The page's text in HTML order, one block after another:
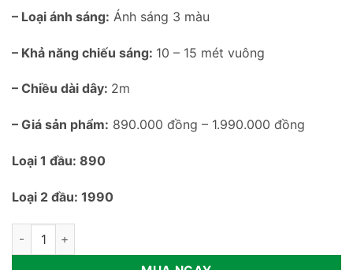
– Loại ánh sáng: Ánh sáng 3 màu
– Khả năng chiếu sáng: 10 – 15 mét vuông
– Chiều dài dây: 2m
– Giá sản phẩm: 890.000 đồng – 1.990.000 đồng
Loại 1 đầu: 890
Loại 2 đầu: 1990
Đèn thả đầu giường hiện đại DTT49 số lượng